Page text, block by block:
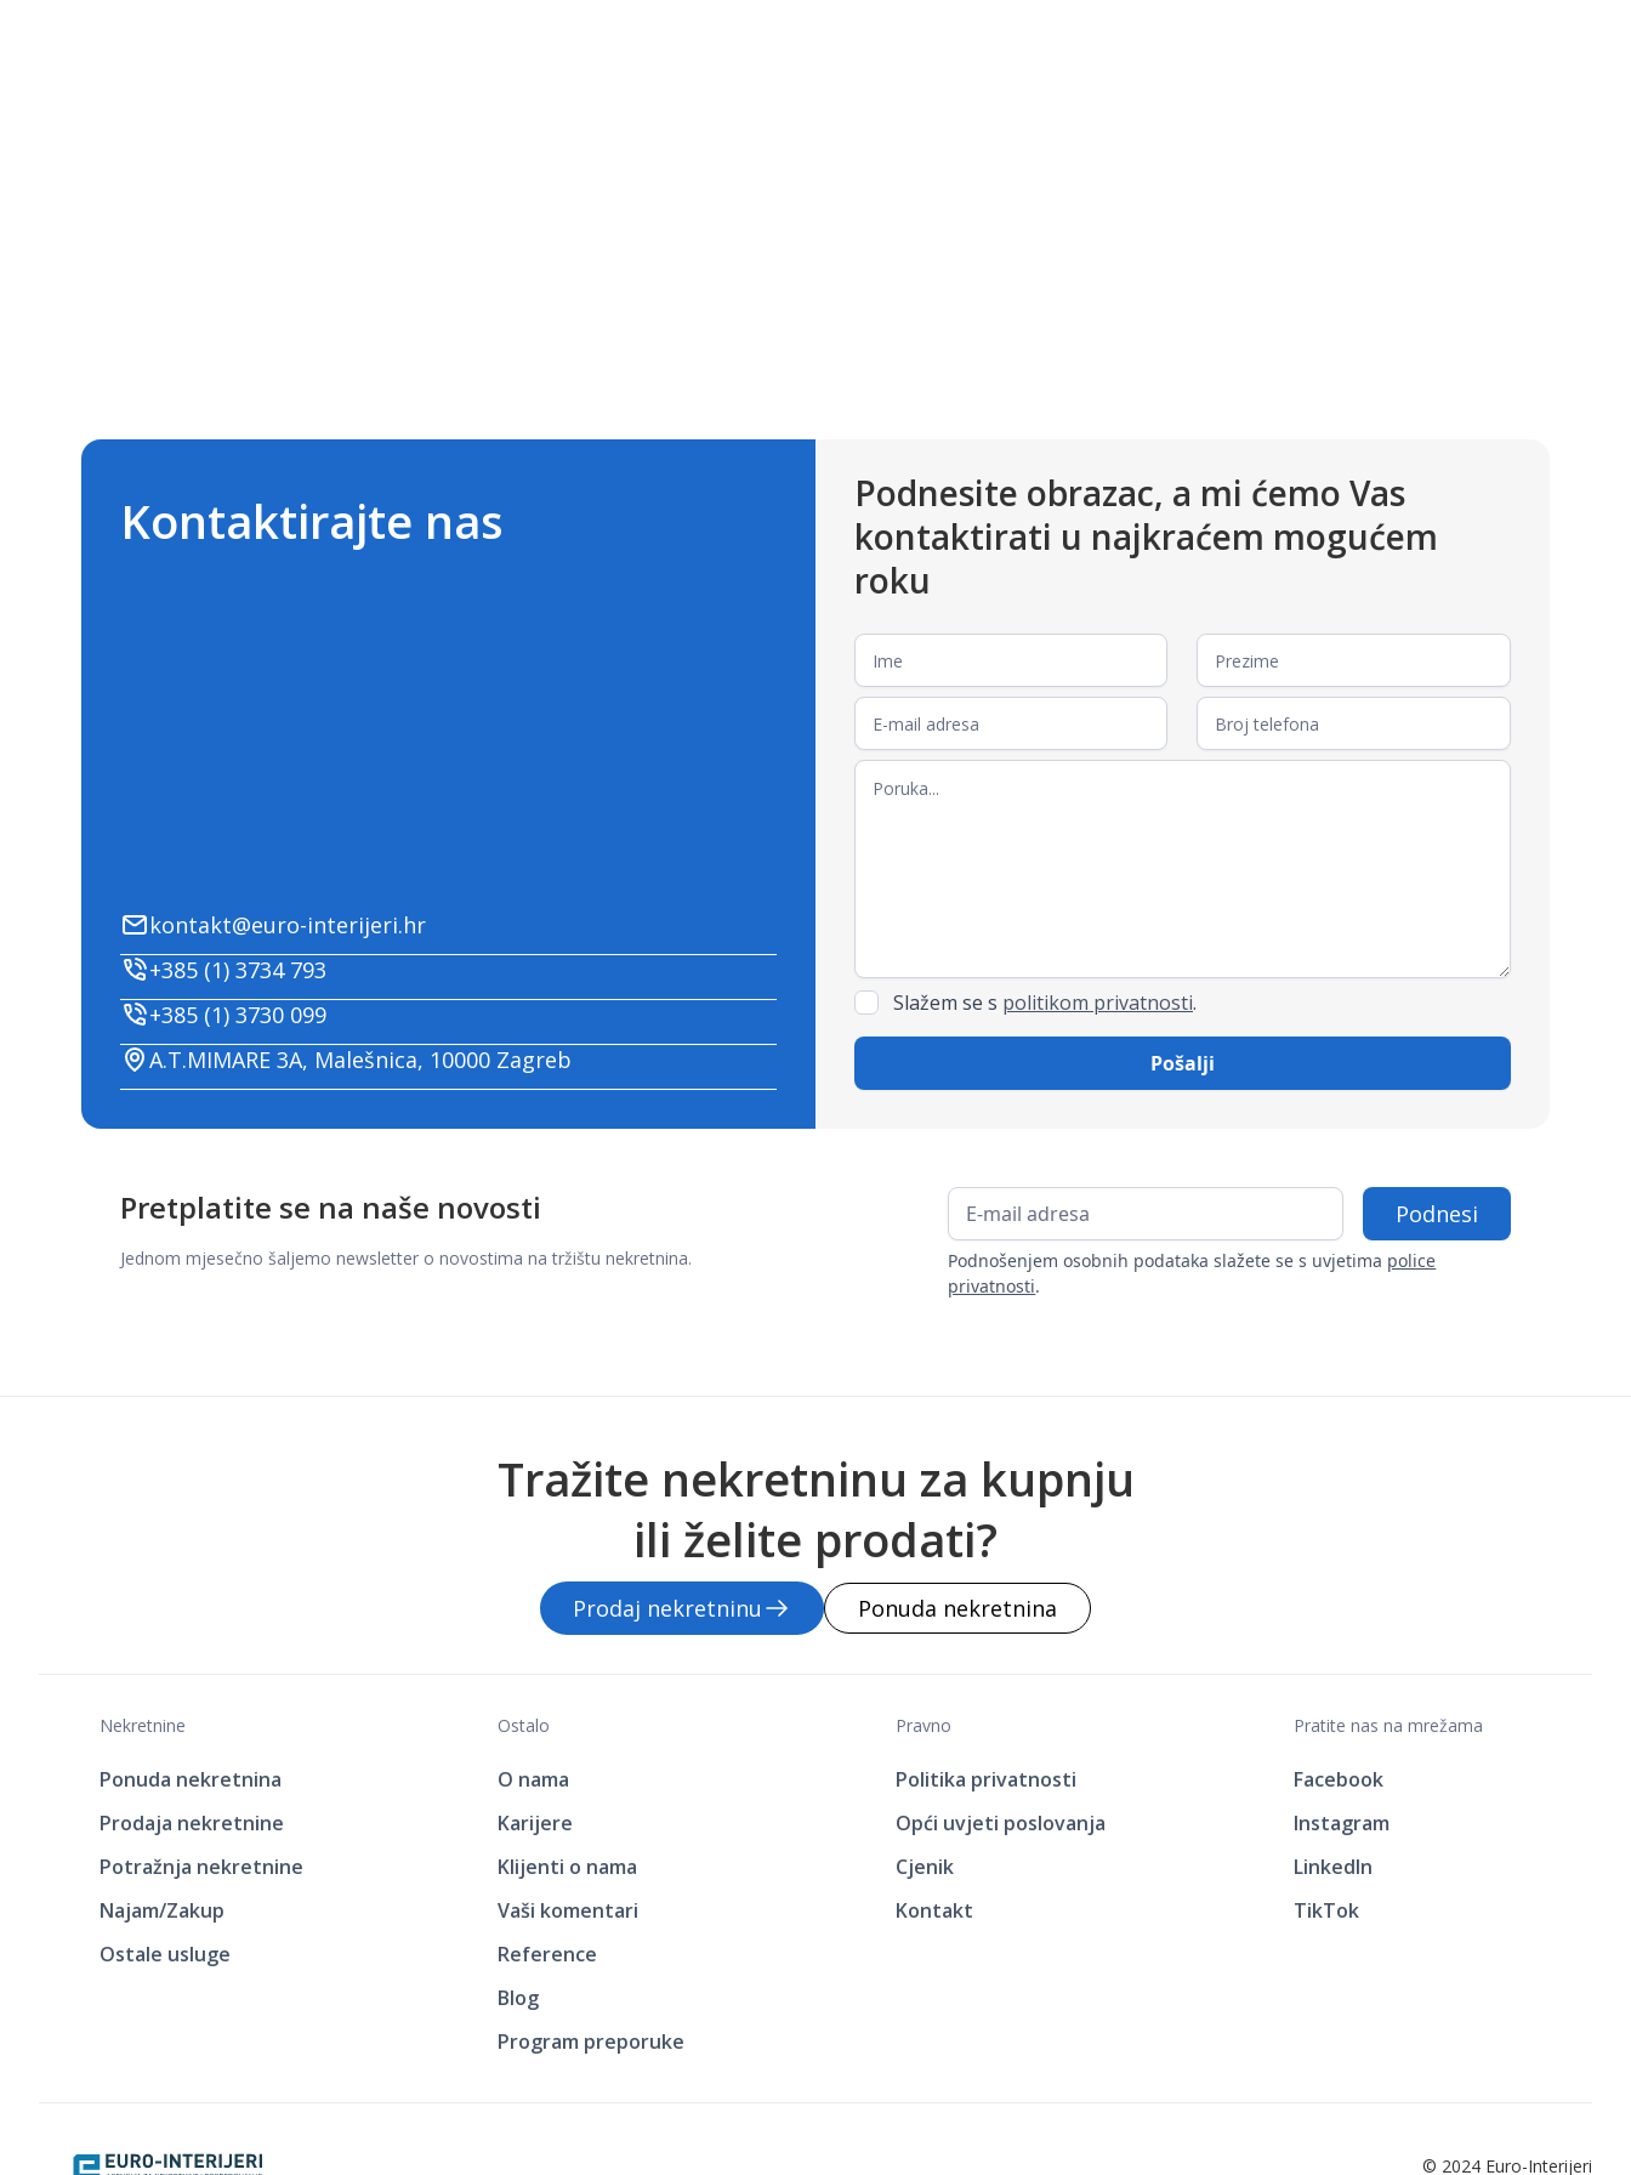
Kontaktirajte nas
kontakt@euro-interijeri.hr
+385 (1) 3734 793
+385 (1) 3730 099
A.T.MIMARE 3A, Malešnica, 10000 Zagreb
Podnesite obrazac, a mi ćemo Vas
kontaktirati u najkraćem mogućem
roku
Slažem se s politikom privatnosti.
Pretplatite se na naše novosti
Jednom mjesečno šaljemo newsletter o novostima na tržištu nekretnina. Podnošenjem osobnih podataka slažete se s uvjetima police
privatnosti.
Tražite nekretninu za kupnju
ili želite prodati?
Prodaj nekretninu Ponuda nekretnina
Nekretnine
Ponuda nekretnina
Prodaja nekretnine
Potražnja nekretnine
Najam/Zakup
Ostale usluge
Ostalo
O nama
Karijere
Klijenti o nama
Vaši komentari
Reference
Blog
Program preporuke
Pravno
Politika privatnosti
Opći uvjeti poslovanja
Cjenik
Kontakt
Pratite nas na mrežama
Facebook
Instagram
LinkedIn
TikTok
© 2024 Euro-Interijeri